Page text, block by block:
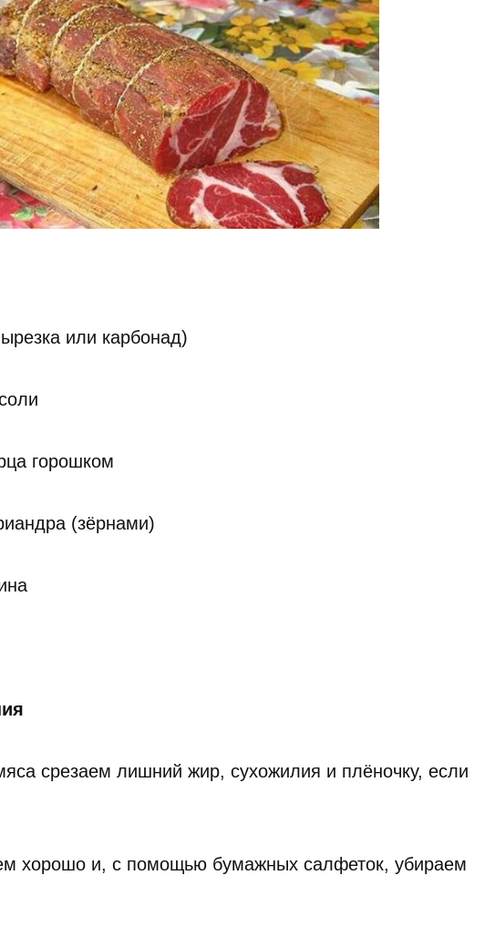
или карбонад)
горошком
(зёрнами)
срезаем лишний жир, сухожилия и плёночку, если
хорошо и, с помощью бумажных салфеток, убираем